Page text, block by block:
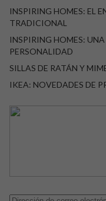
INSPIRING HOMES: EL
TRADICIONAL
INSPIRING HOMES:
PERSONALIDAD
SILLAS DE RATÁN Y
IKEA: NOVEDADES DE